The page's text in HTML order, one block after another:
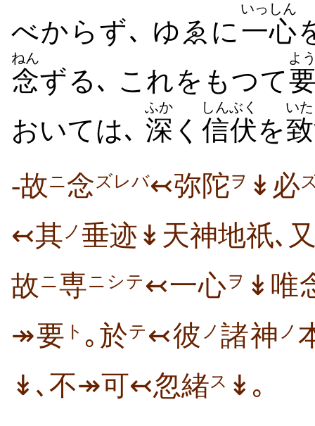
べからず､ ゆゑに 一心
いっしん
念
ねん
ずる､ これをもつて
よ
おいては､ 深
ふか
く 信伏
しんぶく
を致
いた
-故ニ念 ズレバ↢弥陀ヲ ↡必
↢其 ノ 垂迹↡天神地祇､
故ニ専ニシテ ↢一心ヲ ↡唯
↠要 ト ｡於テ ↢彼 ノ 諸神 ノ
↡､不↠可↢忽緒ス ↡｡